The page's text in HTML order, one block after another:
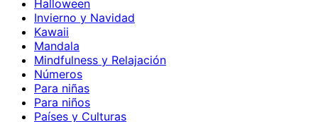
Halloween
Invierno y Navidad
Kawaii
Mandala
Mindfulness y Relajación
Números
Para niñas
Para niños
Países y Culturas